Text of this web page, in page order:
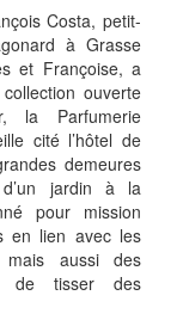
Costa, petit-
à Grasse
et Françoise, a
ouverte
la Parfumerie
cité l’hôtel de
demeures
jardin à la
pour mission
en lien avec les
aussi des
de tisser des